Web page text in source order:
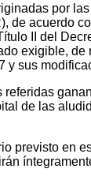
por
de acuerdo
II del
exigible,
y sus
de las
previsto en